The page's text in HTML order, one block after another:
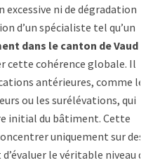
ni de dégradation
d’un spécialiste tel qu’un
dans le canton de Vaud
cette cohérence globale. Il
antérieures, comme les
ou les surélévations, qui
initial du bâtiment. Cette
uniquement sur des
le véritable niveau de